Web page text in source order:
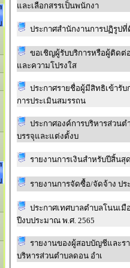
และเลือกสรรเป็นพนักงา
ประกาศสำนักงานการปฏิรูป
ขอเชิญผู้รับบริการหรือผู้ติดต่
และความโปรงใส
ประกาศรายชื่อผู้มีสิทธิเข้ารั
การประเมินสมรรถน
ประกาศองค์การบริหารส่วนต
บรรจุและแต่งตั้งบ
รายงานการเงินสำหรับปีสิ้น
รายงานการจัดซื้อ/จัดจ้าง ปร
ประกาศเทศบาลตำบลโนนเ
ปีงบประมาณ พ.ศ. 2565
รายงานของผู้สอบบัญชีและร
บริหารส่วนตำบลดอน อำเ